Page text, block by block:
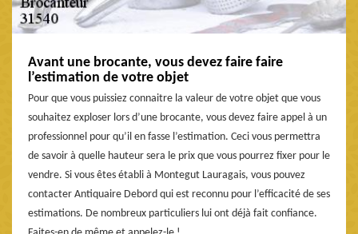
Avant une brocante, vous devez faire faire
l’estimation de votre objet
Pour que vous puissiez connaitre la valeur de votre objet que vous
souhaitez exploser lors d’une brocante, vous devez faire appel à un
professionnel pour qu’il en fasse l’estimation. Ceci vous permettra
de savoir à quelle hauteur sera le prix que vous pourrez fixer pour le
vendre. Si vous êtes établi à Montegut Lauragais, vous pouvez
contacter Antiquaire Debord qui est reconnu pour l’efficacité de ses
estimations. De nombreux particuliers lui ont déjà fait confiance.